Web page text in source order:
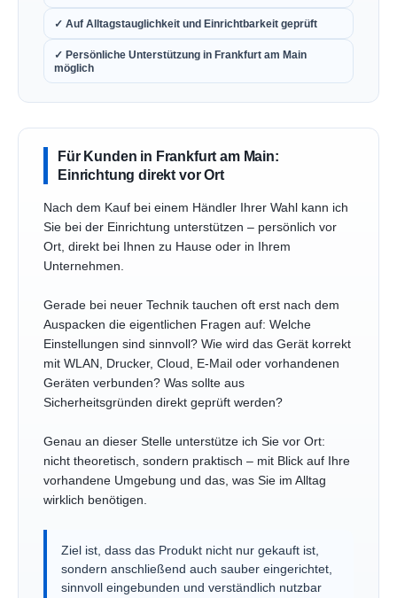
✓ Auf Alltagstauglichkeit und Einrichtbarkeit geprüft
✓ Persönliche Unterstützung in Frankfurt am Main
möglich
Für Kunden in Frankfurt am Main:
Einrichtung direkt vor Ort
Nach dem Kauf bei einem Händler Ihrer Wahl kann ich
Sie bei der Einrichtung unterstützen – persönlich vor
Ort, direkt bei Ihnen zu Hause oder in Ihrem
Unternehmen.
Gerade bei neuer Technik tauchen oft erst nach dem
Auspacken die eigentlichen Fragen auf: Welche
Einstellungen sind sinnvoll? Wie wird das Gerät korrekt
mit WLAN, Drucker, Cloud, E-Mail oder vorhandenen
Geräten verbunden? Was sollte aus
Sicherheitsgründen direkt geprüft werden?
Genau an dieser Stelle unterstütze ich Sie vor Ort:
nicht theoretisch, sondern praktisch – mit Blick auf Ihre
vorhandene Umgebung und das, was Sie im Alltag
wirklich benötigen.
Ziel ist, dass das Produkt nicht nur gekauft ist,
sondern anschließend auch sauber eingerichtet,
sinnvoll eingebunden und verständlich nutzbar